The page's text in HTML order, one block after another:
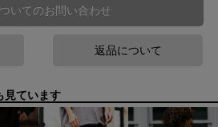
いてのお問い合わせ
返品について
見ています